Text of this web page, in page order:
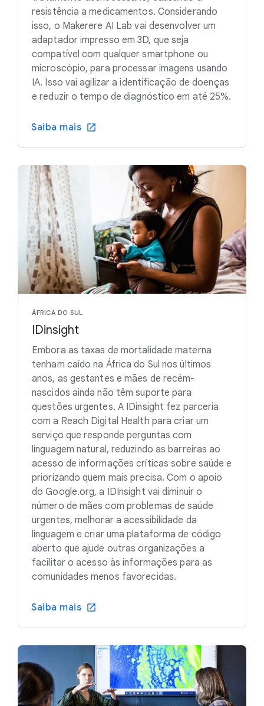
resistência a medicamentos. Considerando
isso, o Makerere AI Lab vai desenvolver um
adaptador impresso em 3D, que seja
compatível com qualquer smartphone ou
microscópio, para processar imagens usando
IA. Isso vai agilizar a identificação de doenças
e reduzir o tempo de diagnóstico em até 25%.
Saiba mais
ÁFRICA DO SUL
IDinsight
Embora as taxas de mortalidade materna
tenham caído na África do Sul nos últimos
anos, as gestantes e mães de recém-
nascidos ainda não têm suporte para
questões urgentes. A IDinsight fez parceria
com a Reach Digital Health para criar um
serviço que responde perguntas com
linguagem natural, reduzindo as barreiras ao
acesso de informações críticas sobre saúde e
priorizando quem mais precisa. Com o apoio
do Google.org, a IDInsight vai diminuir o
número de mães com problemas de saúde
urgentes, melhorar a acessibilidade da
linguagem e criar uma plataforma de código
aberto que ajude outras organizações a
facilitar o acesso às informações para as
comunidades menos favorecidas.
Saiba mais